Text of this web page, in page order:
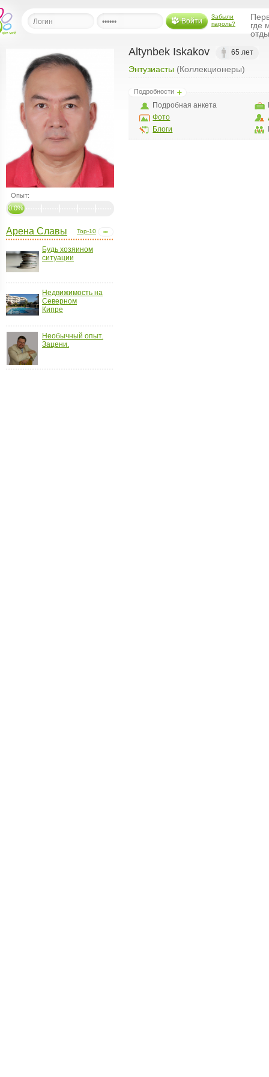
Войти
Забыли
пароль?
где
друзей
рассылку
Опыт:
0.0%
Top-10
Арена Славы
Будь хозяином
ситуации
Недвижимость на
Северном
Кипре
Необычный опыт.
Зацени.
Altynbek Iskakov 65 лет
Энтузиасты (Коллекционеры)
Подробности
Подробная анкета
Фото
Блоги